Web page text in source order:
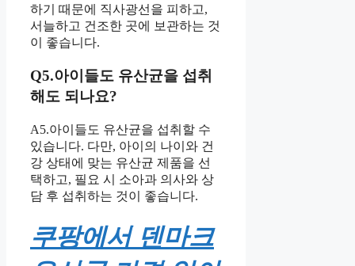
하기 때문에 직사광선을 피하고,
서늘하고 건조한 곳에 보관하는 것
이 좋습니다.
Q5.아이들도 유산균을 섭취
해도 되나요?
A5.아이들도 유산균을 섭취할 수
있습니다. 다만, 아이의 나이와 건
강 상태에 맞는 유산균 제품을 선
택하고, 필요 시 소아과 의사와 상
담 후 섭취하는 것이 좋습니다.
쿠팡에서 덴마크